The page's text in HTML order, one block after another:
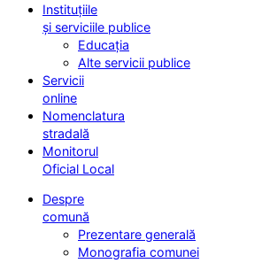
Instituțiile
și serviciile publice
Educația
Alte servicii publice
Servicii
online
Nomenclatura
stradală
Monitorul
Oficial Local
Despre
comună
Prezentare generală
Monografia comunei